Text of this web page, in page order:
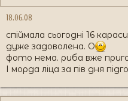
18.06.08
спіймала сьогодні 16
дуже задоволена. O
фото нема. риба вже
І морда ліца за пів дня